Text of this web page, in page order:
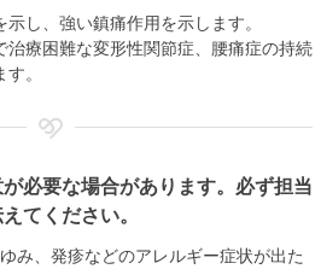
し、強い鎮痛作用を示します。
治療困難な変形性関節症、腰痛症の持続
。
必要な場合があります。必ず担当
てください。
み、発疹などのアレルギー症状が出た